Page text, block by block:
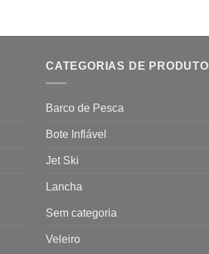
CATEGORIAS DE PRODUTO
Barco de Pesca
Bote Inflável
Jet Ski
Lancha
Sem categoria
Veleiro